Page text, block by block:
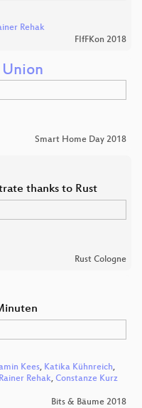
Rehak
FIfFKon 2018
Smart Home Day 2018
thanks to Rust
Rust Cologne
Kees, Katika Kühnreich,
Rainer Rehak, Constanze Kurz
Bits & Bäume 2018